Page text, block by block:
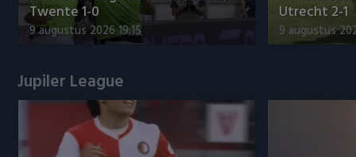
Twente 1-0
9 augustus 2026 19:15
Utrecht 2-1
9 augustus
Jupiler League